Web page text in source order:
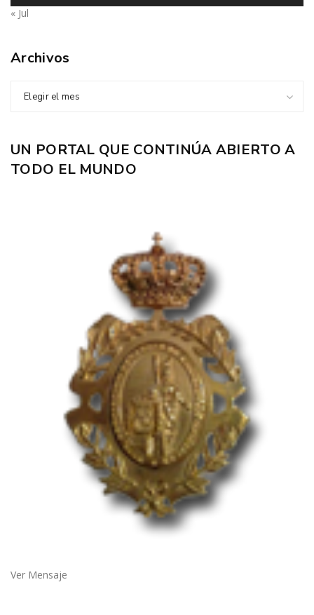
« Jul
Archivos
Elegir el mes
UN PORTAL QUE CONTINÚA ABIERTO A
TODO EL MUNDO
Ver Mensaje